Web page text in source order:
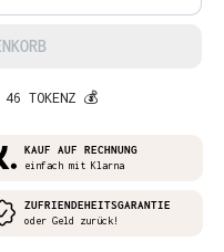
TOKENZ 💰
KAUF AUF RECHNUNG
einfach mit Klarna
ZUFRIENDEHEITSGARANTIE
oder Geld zurück!